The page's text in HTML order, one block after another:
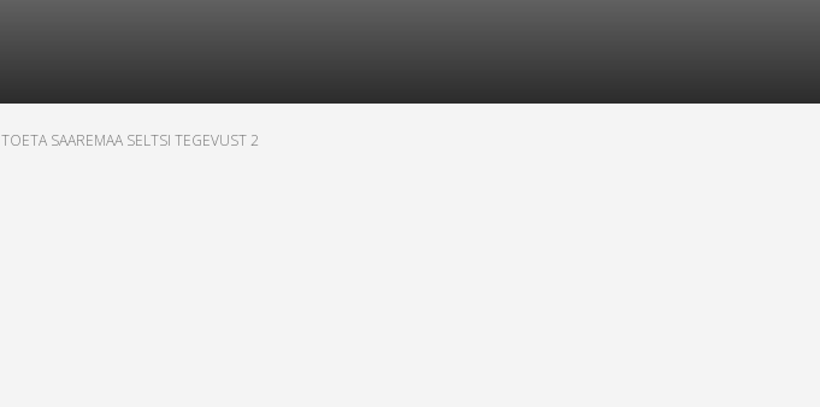
TOETA SAAREMAA SELTSI TEGEVUST 2